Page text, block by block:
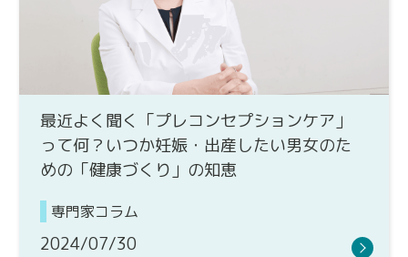
最近よく聞く「プレコンセプションケア」
って何？いつか妊娠・出産したい男女のた
めの「健康づくり」の知恵
専門家コラム
2024/07/30